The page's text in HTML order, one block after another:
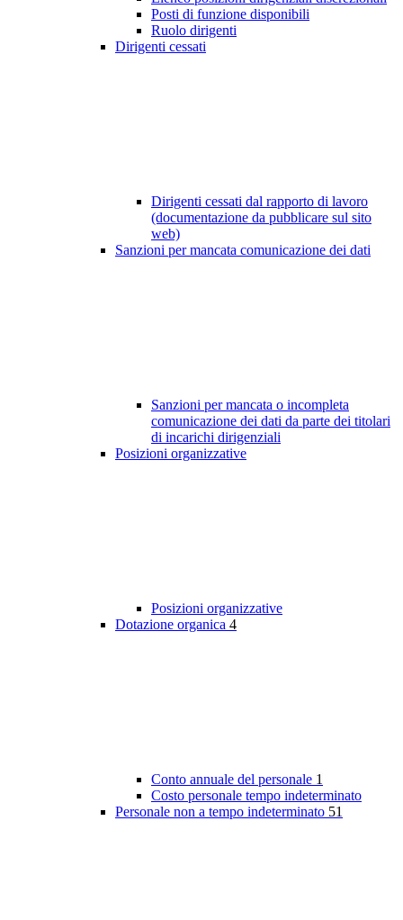
Posti di funzione disponibili
Ruolo dirigenti
Dirigenti cessati
Dirigenti cessati dal rapporto di lavoro
(documentazione da pubblicare sul sito
web)
Sanzioni per mancata comunicazione dei dati
Sanzioni per mancata o incompleta
comunicazione dei dati da parte dei titolari
di incarichi dirigenziali
Posizioni organizzative
Posizioni organizzative
Dotazione organica 4
Conto annuale del personale 1
Costo personale tempo indeterminato
Personale non a tempo indeterminato 51